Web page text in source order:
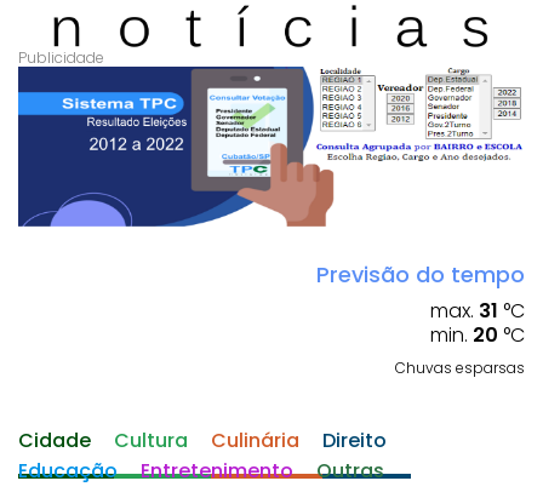
Previsão do tempo
max. 31 °C
min. 20 °C
Chuvas esparsas
Cidade Cultura Culinária
Direito
Educação
Entretenimento Outras